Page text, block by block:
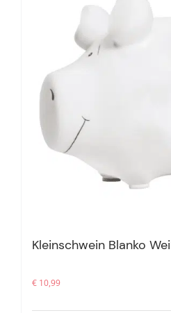
Kleinschwein Blanko
€ 10,99